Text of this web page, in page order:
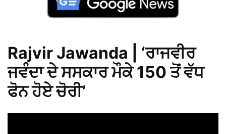
Rajvir Jawanda | ‘ਰਾਜਵੀਰ
ਜਵੰਦਾ ਦੇ ਸਸਕਾਰ ਮੌਕੇ 150 ਤੋਂ ਵੱਧ
ਫੋਨ ਹੋਏ ਚੋਰੀ’